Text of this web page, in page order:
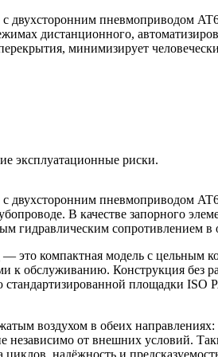
пневмоприводом
В качестве запорного
гидравлическим сопротивлением
компактная модель с цельным
к обслуживанию. Конструкция без
стандартизированной площадки
воздухом в обеих
независимо от внешних условий.
циклов, надёжность и
пневмоприводом
дистанционного,
минимизирует
эксплуатационные риски.